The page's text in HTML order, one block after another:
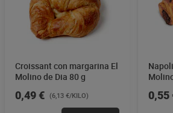
Croissant con margarina El
Molino de Dia 80 g
0,49 € (6,13 €/KILO) 0,55